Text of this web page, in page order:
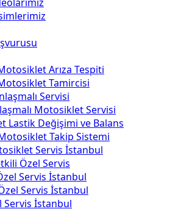
Arıza Tespiti
Tamircisi
Servisi
Motosiklet Servisi
Lastik Değişimi ve Balans
Takip Sistemi
Servis İstanbul
Özel Servis
Servis İstanbul
Servis İstanbul
Servis İstanbul